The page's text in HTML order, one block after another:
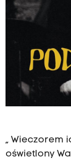
„ Wieczorem
oświetlony